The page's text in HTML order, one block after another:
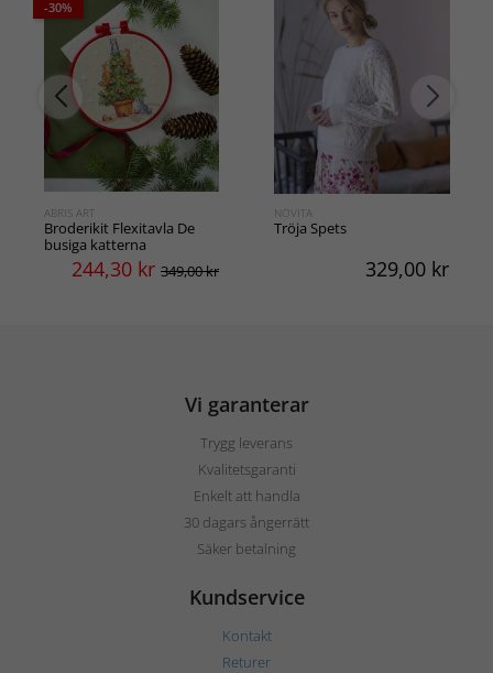
-30%
ABRIS ART
Broderikit Flexitavla De
busiga katterna
244,30 kr 349,00 kr
NOVITA
Tröja Spets
329,00 kr
Vi garanterar
Trygg leverans
Kvalitetsgaranti
Enkelt att handla
30 dagars ångerrätt
Säker betalning
Kundservice
Kontakt
Returer